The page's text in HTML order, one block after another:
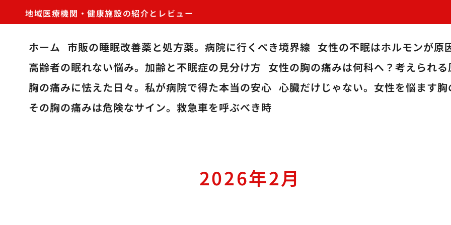
地域医療機関・健康施設の紹介とレビュー
ホーム 市販の睡眠改善薬と処方薬。病院に行くべき境界線 女性の不眠はホルモンが原
高齢者の眠れない悩み。加齢と不眠症の見分け方 女性の胸の痛みは何科へ？考えられ
胸の痛みに怯えた日々。私が病院で得た本当の安心 心臓だけじゃない。女性を悩ます
その胸の痛みは危険なサイン。救急車を呼ぶべき時
2026年2月